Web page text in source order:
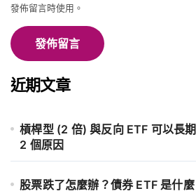
發佈留言時使用。
近期文章
槓桿型 (2 倍) 與反向 ETF 可以長
2 個原因
股票跌了怎麼辦？債券 ETF 是什麼